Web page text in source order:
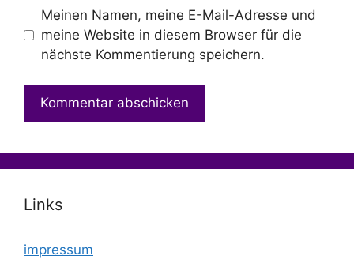
Meinen Namen, meine E-Mail-Adresse und
meine Website in diesem Browser für die
nächste Kommentierung speichern.
Links
impressum